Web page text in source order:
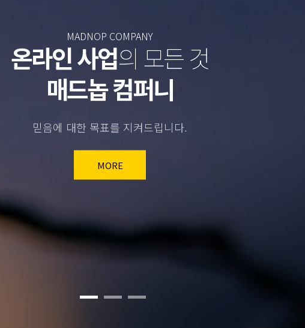
웹사이트·쇼핑몰 제작
더 이상 고민하지 마세요.
매드놉 컴퍼니는 맞춤형 홈페이지를 제공합니다.